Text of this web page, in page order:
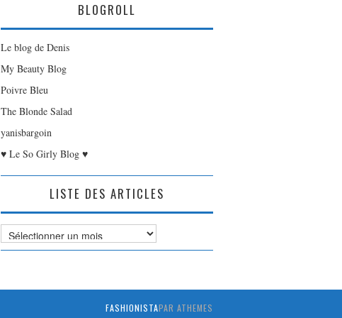
BLOGROLL
Le blog de Denis
My Beauty Blog
Poivre Bleu
The Blonde Salad
yanisbargoin
♥ Le So Girly Blog ♥
LISTE DES ARTICLES
Liste
des
FASHIONISTAPAR ATHEMES